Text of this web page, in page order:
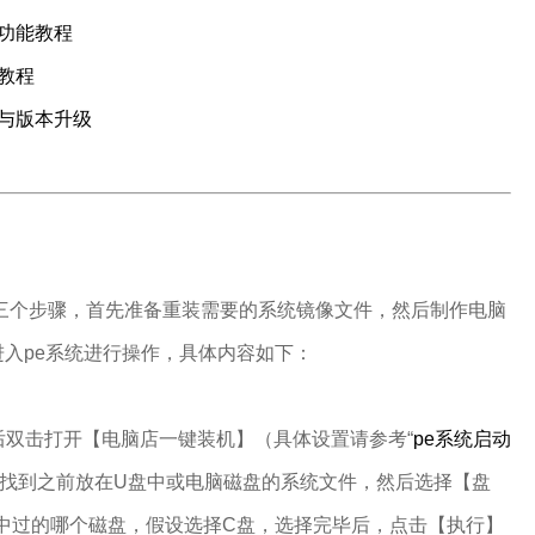
能教程
程
版本升级
个步骤，首先准备重装需要的系统镜像文件，然后制作电脑
pe系统进行操作，具体内容如下：
打开【电脑店一键装机】（具体设置请参考“pe系统启动
到之前放在U盘中或电脑磁盘的系统文件，然后选择【盘
的哪个磁盘，假设选择C盘，选择完毕后，点击【执行】